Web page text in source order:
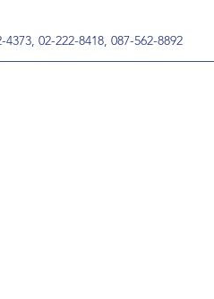
4373, 02-222-8418, 087-562-8892